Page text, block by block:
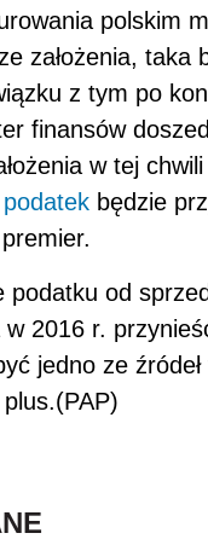
polskim
założenia, taka
z tym po
finansów
w tej
podatek będzie
podatku od
2016 r.
jedno ze